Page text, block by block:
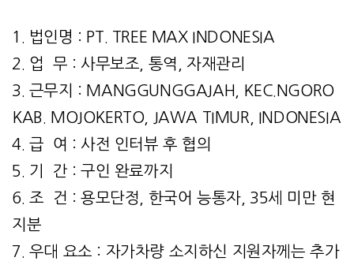
1. 법인명 : PT. TREE MAX INDONESIA
2. 업 무 : 사무보조, 통역, 자재관리
3. 근무지 : MANGGUNGGAJAH, KEC.NGORO
KAB. MOJOKERTO, JAWA TIMUR, INDONESIA
4. 급 여 : 사전 인터뷰 후 협의
5. 기 간 : 구인 완료까지
6. 조 건 : 용모단정, 한국어 능통자, 35세 미만 현
지분
7. 우대 요소 : 자가차량 소지하신 지원자께는 추가